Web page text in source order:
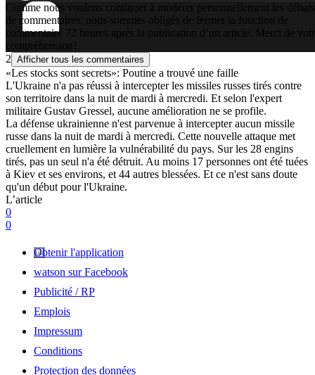
Comme nous voulons continuer à modérer personnellement les débats
de commentaires, nous sommes obligés de fermer la fonction de
commentaire 72 heures après la publication d’un article. Merci de
compréhension!
2 Afficher tous les commentaires
«Les stocks sont secrets»: Poutine a trouvé une faille
L'Ukraine n'a pas réussi à intercepter les missiles russes tirés contre
son territoire dans la nuit de mardi à mercredi. Et selon l'expert
militaire Gustav Gressel, aucune amélioration ne se profile.
La défense ukrainienne n'est parvenue à intercepter aucun missile
russe dans la nuit de mardi à mercredi. Cette nouvelle attaque met
cruellement en lumière la vulnérabilité du pays. Sur les 28 engins
tirés, pas un seul n'a été détruit. Au moins 17 personnes ont été tuées
à Kiev et ses environs, et 44 autres blessées. Et ce n'est sans doute
qu'un début pour l'Ukraine.
L’article
0
0
Obtenir l'application
watson sur Facebook
Publicité / RP
Emplois
Impressum
Conditions
Protection des données